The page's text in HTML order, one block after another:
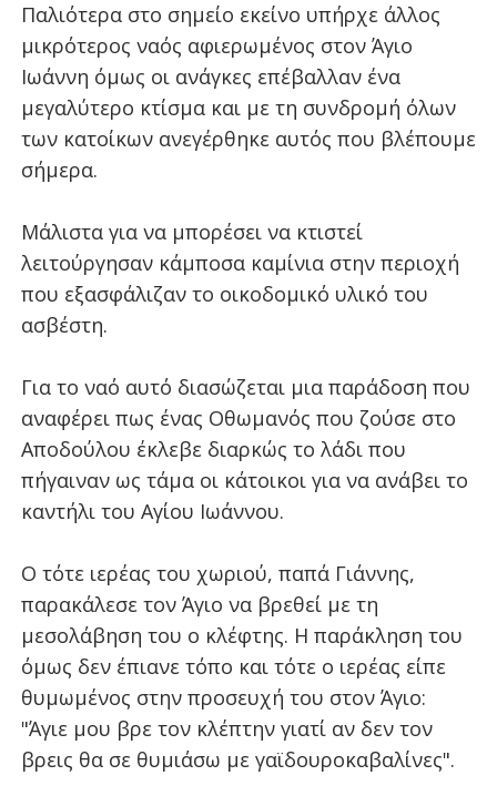
Παλιότερα στο σημείο εκείνο υπήρχε άλλος
μικρότερος ναός αφιερωμένος στον Άγιο
Ιωάννη όμως οι ανάγκες επέβαλλαν ένα
μεγαλύτερο κτίσμα και με τη συνδρομή όλων
των κατοίκων ανεγέρθηκε αυτός που βλέπουμε
σήμερα.
Μάλιστα για να μπορέσει να κτιστεί
λειτούργησαν κάμποσα καμίνια στην περιοχή
που εξασφάλιζαν το οικοδομικό υλικό του
ασβέστη.
Για το ναό αυτό διασώζεται μια παράδοση που
αναφέρει πως ένας Οθωμανός που ζούσε στο
Αποδούλου έκλεβε διαρκώς το λάδι που
πήγαιναν ως τάμα οι κάτοικοι για να ανάβει το
καντήλι του Αγίου Ιωάννου.
Ο τότε ιερέας του χωριού, παπά Γιάννης,
παρακάλεσε τον Άγιο να βρεθεί με τη
μεσολάβηση του ο κλέφτης. Η παράκληση του
όμως δεν έπιανε τόπο και τότε ο ιερέας είπε
θυμωμένος στην προσευχή του στον Άγιο:
"Άγιε μου βρε τον κλέπτην γιατί αν δεν τον
βρεις θα σε θυμιάσω με γαϊδουροκαβαλίνες".